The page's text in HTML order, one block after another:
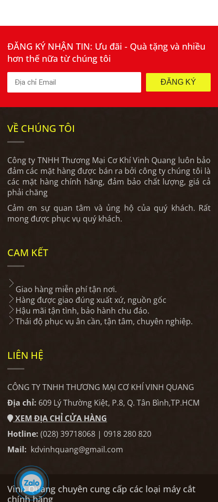
Vinh Quang chuyên cung cấp các loại máy cắt
chính hãng
ĐĂNG KÝ NHẬN TIN: Ưu đãi - Quà tặng và nhiều
hơn thế nữa từ chúng tôi
ĐĂNG KÝ
VỀ CHÚNG TÔI
Công ty TNHH Thương Mại Cơ Khí Vinh Quang luôn bảo
đảm các mặt hàng được bán ra bởi công ty chúng tôi là
các mặt hàng chính hãng, đảm bảo chất lượng, giá cả
phải chăng
Cảm ơn sự quan tâm và ủng hộ của quý khách. Rất
mong được phục vụ quý khách.
CAM KẾT
Giao hàng miễn phí tận nơi.
Hàng được giao đúng xuất xứ, nguồn gốc
Hậu mãi tận tình, bảo hành chu đáo.
Thái độ phục vụ ân cần, tận tâm, chuyên nghiệp.
LIÊN HỆ
CÔNG TY TNHH THƯƠNG MẠI CƠ KHÍ VINH QUANG
Địa chỉ: 609 Lý Thường Kiệt, P.8, Q. Tân Bình,TP.HCM
XEM ĐỊA CHỈ CỬA HÀNG
Hotline: (028) 39718068 | 0918 280 820
Mail: kdvinhquang@gmail.com